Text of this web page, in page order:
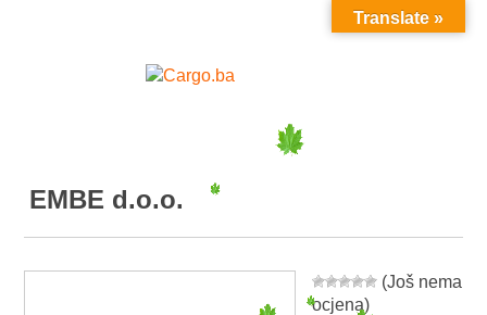
MENU
EMBE d.o.o.
(Još nema
ocjena)
Translate »